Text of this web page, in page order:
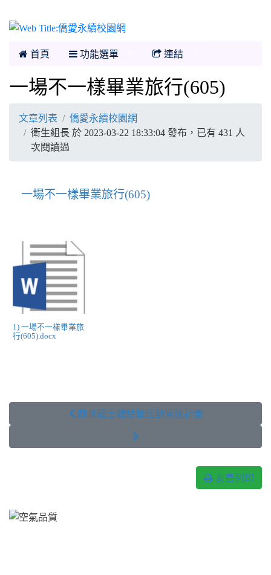
首頁 功能選單 連結
一場不一樣畢業旅行(605)
文章列表
僑愛永續校園網
衛生組長 於 2023-03-22 18:33:04 發布，已有 431 人
次閱讀過
一場不一樣畢業旅行(605)
1) 一場不一樣畢業旅
行(605).docx
 巔峰戰士體驗營活動實施計畫

友善列印